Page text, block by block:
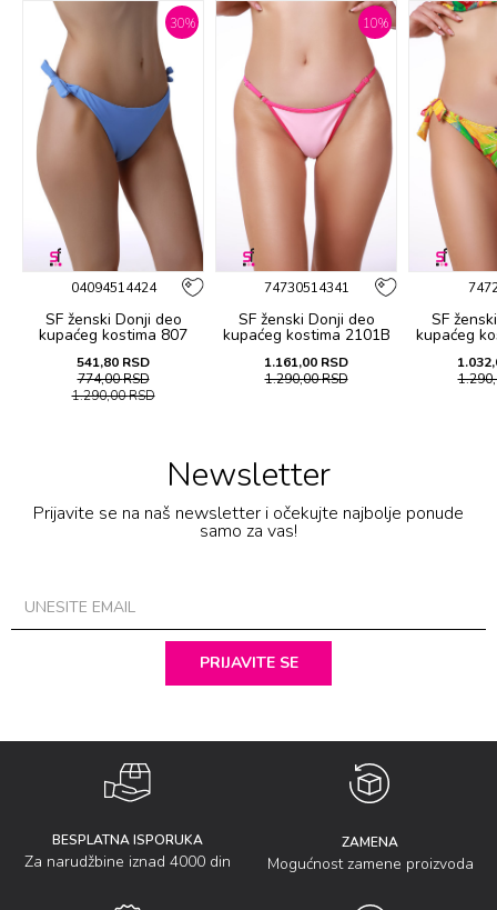
30%
04094514424
SF ženski Donji deo
kupaćeg kostima 807
541,80 RSD
774,00RSD
1.290,00RSD
10%
74730514341
SF ženski Donji deo
kupaćeg kostima 2101B
1.161,00 RSD
1.290,00RSD
SF
kupaćeg
Newsletter
Prijavite se na naš newsletter i očekujte najbolje ponude
samo za vas!
PRIJAVITE SE
BESPLATNA ISPORUKA
Za narudžbine iznad 4000 din
ZAMENA
Mogućnost zamene proizvoda